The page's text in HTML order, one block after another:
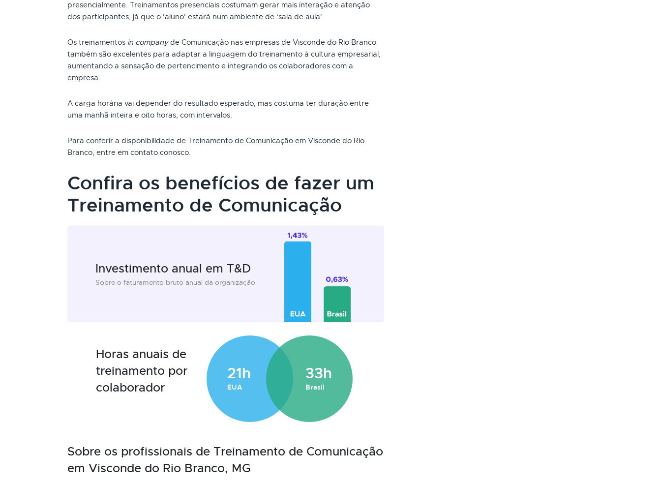
presencialmente. Treinamentos presenciais costumam gerar mais interação e atenção
dos participantes, já que o 'aluno' estará num ambiente de ‘sala de aula'.
Os treinamentos in companyde Comunicação nas empresas de Visconde do Rio Branco
também são excelentes para adaptar a linguagem do treinamento à cultura empresarial,
aumentando a sensação de pertencimento e integrando os colaboradores com a
empresa.
A carga horária vai depender do resultado esperado, mas costuma ter duração entre
uma manhã inteira e oito horas, com intervalos.
Para conferir a disponibilidade de Treinamento de Comunicação em Visconde do Rio
Branco, entre em contato conosco.
Confira os benefícios de fazer um
Treinamento de Comunicação
Investimento anual em T&D
Sobre o faturamento bruto anual da organização
Horas anuais de
treinamento por
colaborador
21h
EUA
33h
Brasil
Sobre os profissionais de Treinamento de Comunicação
em Visconde do Rio Branco, MG